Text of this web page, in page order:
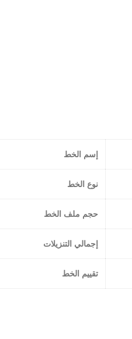
إسم الخط
نوع الخط
حجم ملف الخط
إجمالي التنزيلات
تقييم الخط